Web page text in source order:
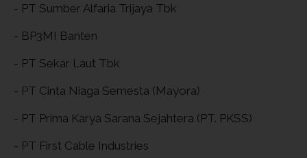
- PT Sumber Alfaria Trijaya Tbk
- BP3MI Banten
- PT Sekar Laut Tbk
- PT Cinta Niaga Semesta (Mayora)
- PT Prima Karya Sarana Sejahtera (PT. PKSS)
- PT First Cable Industries